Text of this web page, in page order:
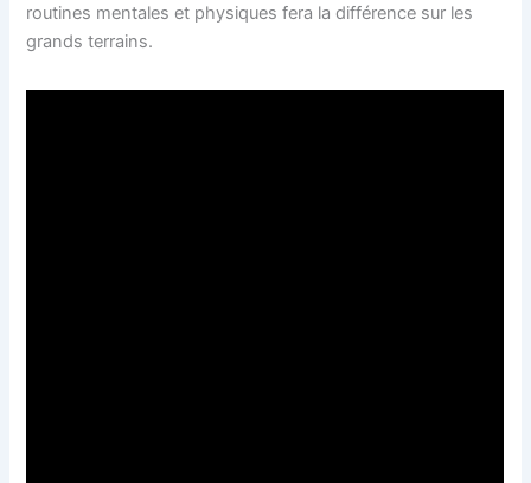
routines mentales et physiques fera la différence sur les
grands terrains.